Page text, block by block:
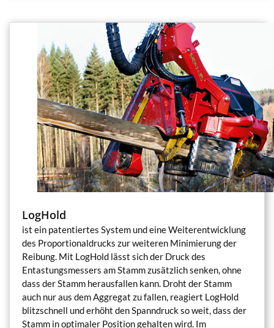
LogHold
ist ein patentiertes System und eine Weiterentwicklung
des Proportionaldrucks zur weiteren Minimierung der
Reibung. Mit LogHold lässt sich der Druck des
Entastungsmessers am Stamm zusätzlich senken, ohne
dass der Stamm herausfallen kann. Droht der Stamm
auch nur aus dem Aggregat zu fallen, reagiert LogHold
blitzschnell und erhöht den Spanndruck so weit, dass der
Stamm in optimaler Position gehalten wird. Im